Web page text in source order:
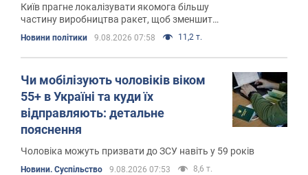
Київ прагне локалізувати якомога більшу
частину виробництва ракет, щоб зменшити
залежність від постачання компонентів з
інших країн
Новини політики 9.08.2026 07:58 11,2 т.
Чи мобілізують чоловіків віком
55+ в Україні та куди їх
відправляють: детальне
пояснення
Чоловіка можуть призвати до ЗСУ навіть у 59 років
Новини. Суспільство 9.08.2026 07:53 8,6 т.